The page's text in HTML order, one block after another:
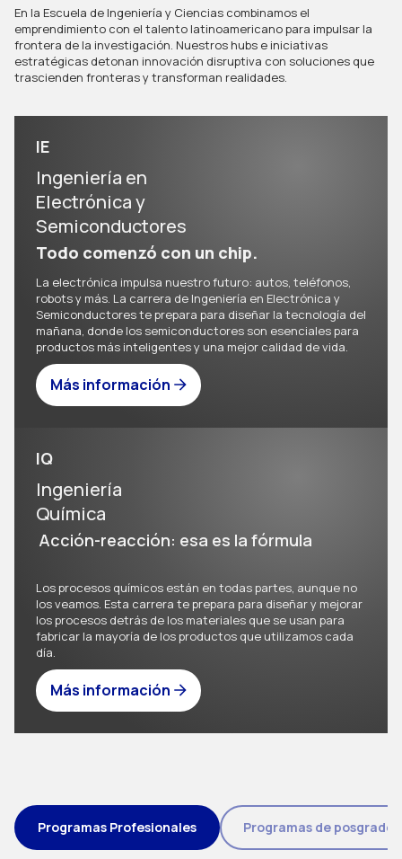
En la Escuela de Ingeniería y Ciencias combinamos el
emprendimiento con el talento latinoamericano para impulsar la
frontera de la investigación. Nuestros hubs e iniciativas
estratégicas detonan innovación disruptiva con soluciones que
trascienden fronteras y transforman realidades.
IE
Ingeniería en
Electrónica y
Semiconductores
Todo comenzó con un chip.
La electrónica impulsa nuestro futuro: autos, teléfonos,
robots y más. La carrera de Ingeniería en Electrónica y
Semiconductores te prepara para diseñar la tecnología del
mañana, donde los semiconductores son esenciales para
productos más inteligentes y una mejor calidad de vida.
Más información
IQ
Ingeniería
Química
Acción-reacción: esa es la fórmula
Los procesos químicos están en todas partes, aunque no
los veamos. Esta carrera te prepara para diseñar y mejorar
los procesos detrás de los materiales que se usan para
fabricar la mayoría de los productos que utilizamos cada
día.
Más información
Tipo de programa (field_eic_tipo_programa)
Programas Profesionales Programas de posgrado